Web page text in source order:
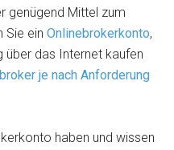
genügend Mittel zum
Sie einOnlinebrokerkonto,
über das Internet kaufen
je nach Anforderung
haben und wissen